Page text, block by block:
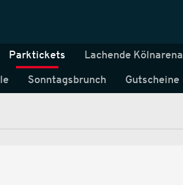
Parktickets Lachende Kölnarena
Sonntagsbrunch Gutscheine